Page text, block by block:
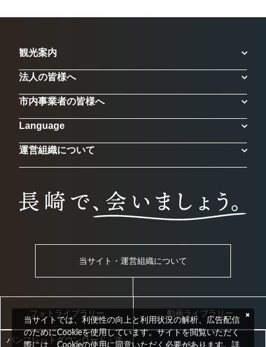
観光案内
法人の皆様へ
市内事業者の皆様へ
Language
運営組織について
当サイト・運営組織について
フォトライブラリー 動画ライブラリー
パンフレットダウンロード・送
当サイトでは、利便性の向上と利用状況の解析、広告配信
のためにCookieを使用しています。サイトを閲覧いただく
際には、Cookieの使用に同意いただく必要があります。詳